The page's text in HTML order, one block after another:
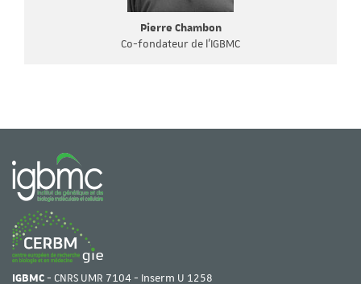
Pierre Chambon
Co-fondateur de l'IGBMC
IGBMC- CNRS UMR 7104 - Inserm U 1258